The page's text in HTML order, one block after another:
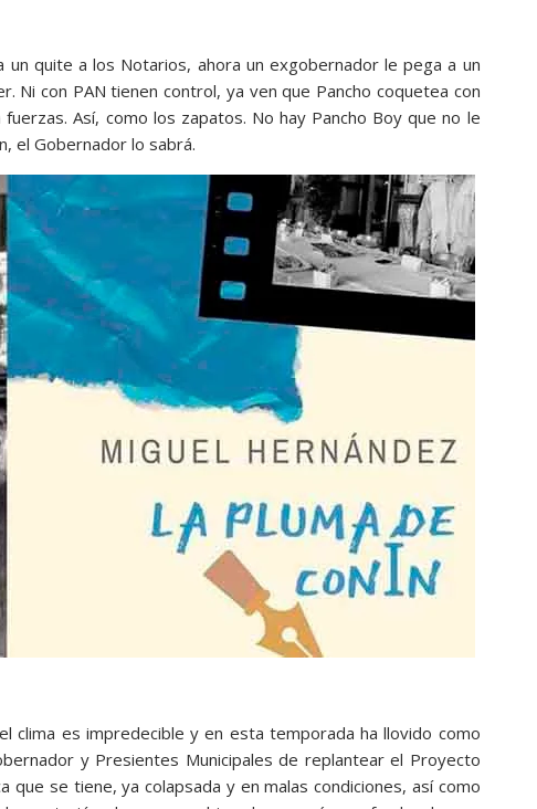
quite a los Notarios, ahora un exgobernador le pega a un
Ni con PAN tienen control, ya ven que Pancho coquetea con
Así, como los zapatos. No hay Pancho Boy que no le
el Gobernador lo sabrá.
clima es impredecible y en esta temporada ha llovido como
y Presientes Municipales de replantear el Proyecto
se tiene, ya colapsada y en malas condiciones, así como